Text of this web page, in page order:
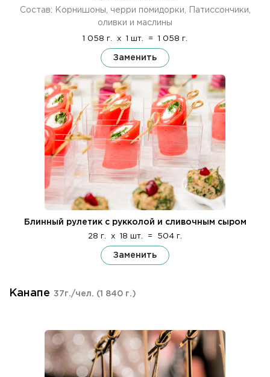
Состав: Корнишоны, черри помидорки, Патиссончики,
оливки и маслины
1 058 г. x 1 шт. = 1 058 г.
Заменить
Блинный рулетик с рукколой и сливочным сыром
28 г. x 18 шт. = 504 г.
Заменить
Канапе 37г./чел. (1 840 г.)